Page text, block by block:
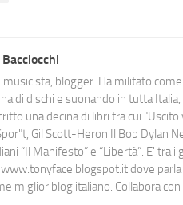
musicista, blogger. Ha militato
di dischi e suonando in tutta
una decina di libri tra cui
Gil Scott-Heron Il Bob Dylan
“Il Manifesto” e “Libertà”. E'
dove
miglior blog italiano. Collabora con